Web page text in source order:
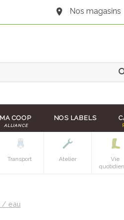
Nos magasins
MA COOP
ALLIANCE
NOS LABELS
Transport Atelier
Vie
/ eau